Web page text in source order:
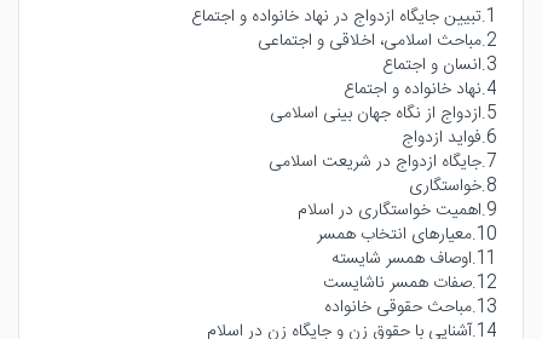
1.تبیین جایگاه ازدواج در نهاد خانواده و اجتماع
2.مباحث اسلامی، اخلاقی و اجتماعی
3.انسان و اجتماع
4.نهاد خانواده و اجتماع
5.ازدواج از نگاه جهان بینی اسلامی
6.فواید ازدواج
7.جایگاه ازدواج در شریعت اسلامی
8.خواستگاری
9.اهمیت خواستگاری در اسلام
10.معیارهای انتخاب همسر
11.اوصاف همسر شایسته
12.صفات همسر ناشایست
13.مباحث حقوقی خانواده
14.آشنایی با حقوق زن و جایگاه زن در اسلام